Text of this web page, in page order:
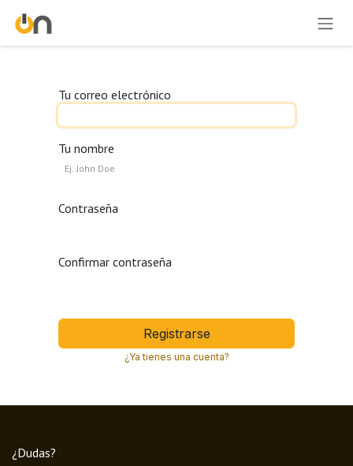
Tu correo electrónico
Tu nombre
Contraseña
Confirmar contraseña
Registrarse
¿Ya tienes una cuenta?
¿Dudas?